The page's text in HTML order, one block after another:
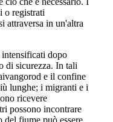
o registrati
attraversa in un'altra
dopo
di sicurezza. In tali
e il confine
lunghe; i migranti e i
ricevere
possono incontrare
fiume può essere